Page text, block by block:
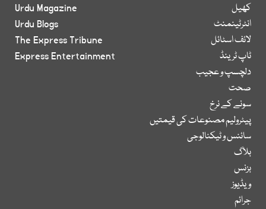
کھیل
انٹرٹینمنٹ
لائف اسٹائل
ٹاپ ٹرینڈ
دلچسپ و عجیب
صحت
سونے کے نرخ
پیٹرولیم مصنوعات کی قیمتیں
سائنس و ٹیکنالوجی
بلاگ
بزنس
ویڈیوز
جرائم
Urdu Magazine
Urdu Blogs
The Express Tribune
Express Entertainment